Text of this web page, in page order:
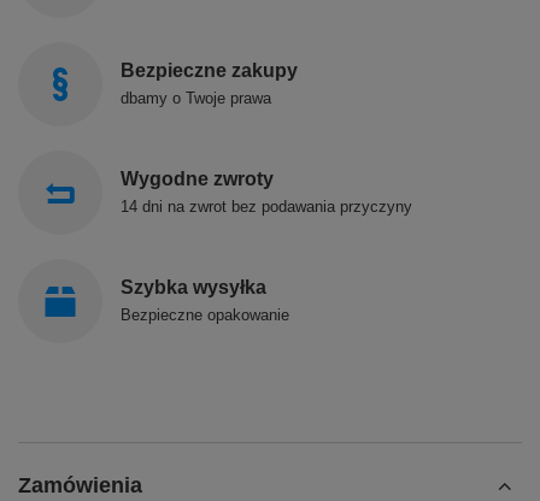
Bezpieczne zakupy
dbamy o Twoje prawa
Wygodne zwroty
14 dni na zwrot bez podawania przyczyny
Szybka wysyłka
Bezpieczne opakowanie
Zamówienia